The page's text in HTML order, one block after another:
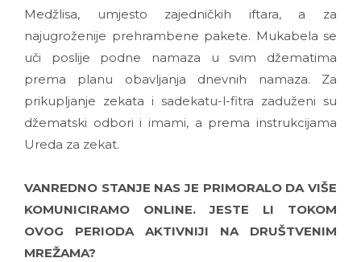
Medžlisa, umjesto zajedničkih iftara, a za
najugroženije prehrambene pakete. Mukabela se
uči poslije podne namaza u svim džematima
prema planu obavljanja dnevnih namaza. Za
prikupljanje zekata i sadekatu-l-fitra zaduženi su
džematski odbori i imami, a prema instrukcijama
Ureda za zekat.
VANREDNO STANJE NAS JE PRIMORALO DA VIŠE
KOMUNICIRAMO ONLINE. JESTE LI TOKOM
OVOG PERIODA AKTIVNIJI NA DRUŠTVENIM
MREŽAMA?